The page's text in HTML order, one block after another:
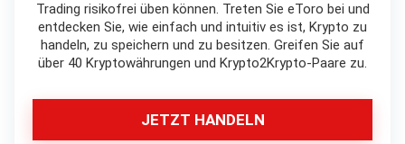
Trading risikofrei üben können. Treten Sie eToro bei und
entdecken Sie, wie einfach und intuitiv es ist, Krypto zu
handeln, zu speichern und zu besitzen. Greifen Sie auf
über 40 Kryptowährungen und Krypto2Krypto-Paare zu.
JETZT HANDELN